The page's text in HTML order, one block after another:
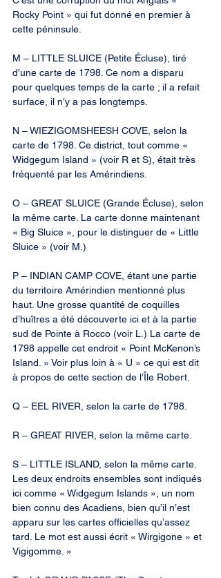
Rocky Point » qui fut donné en premier à
cette péninsule.
M – LITTLE SLUICE (Petite Écluse), tiré
d’une carte de 1798. Ce nom a disparu
pour quelques temps de la carte ; il a refait
surface, il n’y a pas longtemps.
N – WIEZIGOMSHEESH COVE, selon la
carte de 1798. Ce district, tout comme «
Widgegum Island » (voir R et S), était très
fréquenté par les Amérindiens.
O – GREAT SLUICE (Grande Écluse), selon
la même carte. La carte donne maintenant
« Big Sluice », pour le distinguer de « Little
Sluice » (voir M.)
P – INDIAN CAMP COVE, étant une partie
du territoire Amérindien mentionné plus
haut. Une grosse quantité de coquilles
d’huîtres a été découverte ici et à la partie
sud de Pointe à Rocco (voir L.) La carte de
1798 appelle cet endroit « Point McKenon’s
Island. » Voir plus loin à « U » ce qui est dit
à propos de cette section de l’Île Robert.
Q – EEL RIVER, selon la carte de 1798.
R – GREAT RIVER, selon la même carte.
S – LITTLE ISLAND, selon la même carte.
Les deux endroits ensembles sont indiqués
ici comme « Widgegum Islands », un nom
bien connu des Acadiens, bien qu’il n’est
apparu sur les cartes officielles qu’assez
tard. Le mot est aussi écrit « Wirgigone » et
Vigigomme. »